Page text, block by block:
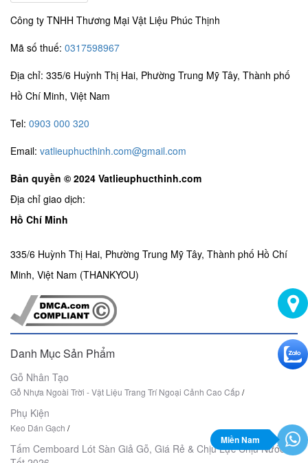
Công ty TNHH Thương Mại Vật Liệu Phúc Thịnh
Mã số thuế: 0317598967
Địa chỉ: 335/6 Huỳnh Thị Hai, Phường Trung Mỹ Tây, Thành phố
Hồ Chí Minh, Việt Nam
Tel: 0903 000 320
Email: vatlieuphucthinh.com@gmail.com
Bản quyền © 2024 Vatlieuphucthinh.com
Địa chỉ giao dịch:
Hồ Chí Minh
335/6 Huỳnh Thị Hai, Phường Trung Mỹ Tây, Thành phố Hồ Chí
Minh, Việt Nam (THANKYOU)
Danh Mục Sản Phẩm
Gỗ Nhân Tạo
Gỗ Nhựa Ngoài Trời - Vật Liệu Trang Trí Ngoại Cảnh Cao Cấp/
Phụ Kiện
Keo Dán Gạch /
Tấm Cemboard Lót Sàn Giả Gỗ, Giá Rẻ & Chịu Lực Chịu Nước
Miền Nam